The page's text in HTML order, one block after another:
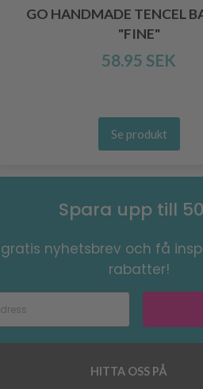
GO HANDMADE TENCEL
"FINE"
58.95 SEK
Se produkt
Spara upp till
nyhetsbrev och få
rabatter!
HITTA OSS PÅ